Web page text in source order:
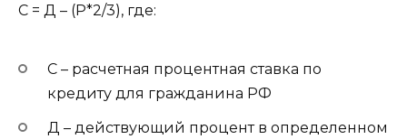
С = Д – (Р*2/3), где:
С – расчетная процентная ставка по
кредиту для гражданина РФ
Д – действующий процент в определенном